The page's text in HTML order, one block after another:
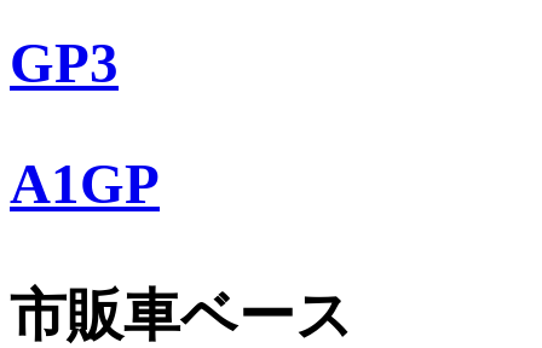
GP3
A1GP
市販車ベース